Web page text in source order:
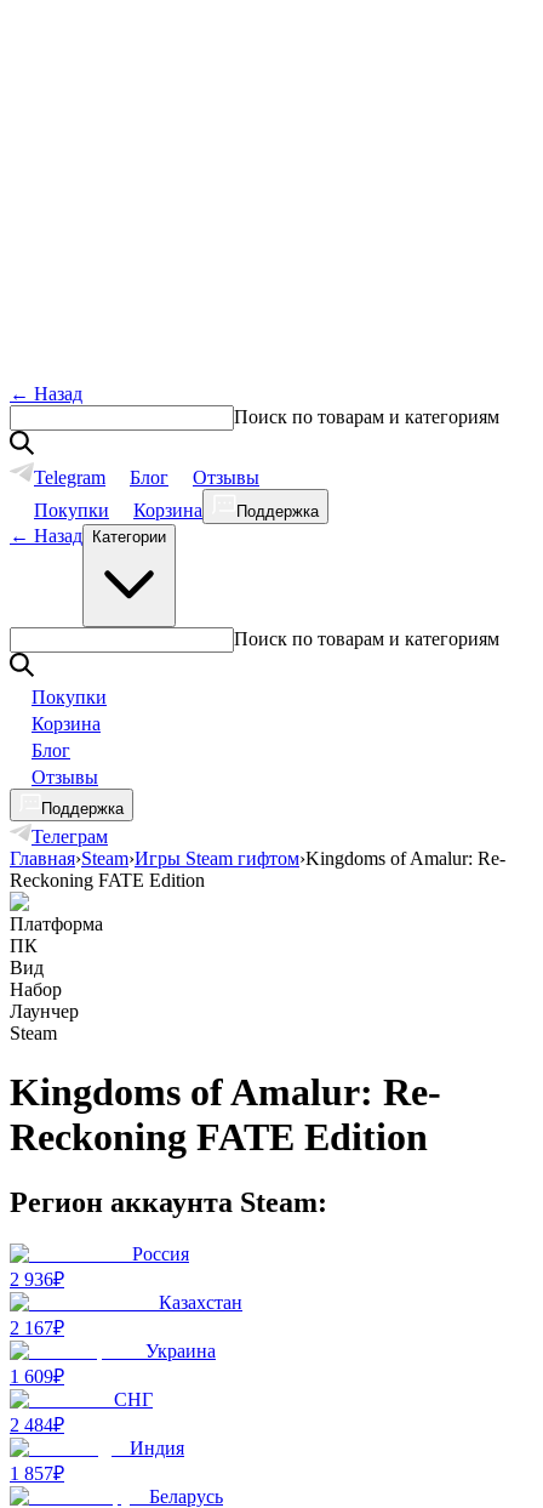
← Назад
Поиск по товарам и категориям
Telegram Блог
Отзывы
Покупки
Корзина Поддержка
← Назад Категории
Поиск по товарам и категориям
Покупки
Корзина
Блог
Отзывы
Поддержка
Телеграм
Главная›Steam›Игры Steam гифтом›Kingdoms of Amalur: Re-
Reckoning FATE Edition
Платформа
ПК
Вид
Набор
Лаунчер
Steam
Kingdoms of Amalur: Re-
Reckoning FATE Edition
Регион аккаунта Steam:
Россия
2 936₽
Казахстан
2 167₽
Украина
1 609₽
СНГ
2 484₽
Индия
1 857₽
Беларусь